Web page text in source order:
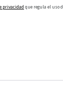
privacidad que regula el uso